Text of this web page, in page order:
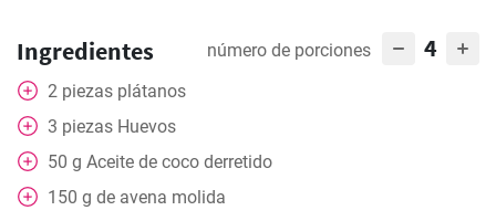
Ingredientes número de porciones 4
2 piezas plátanos
3 piezas Huevos
50 g Aceite de coco derretido
150 g de avena molida